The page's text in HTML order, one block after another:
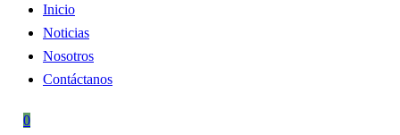
Inicio
Noticias
Nosotros
Contáctanos
0